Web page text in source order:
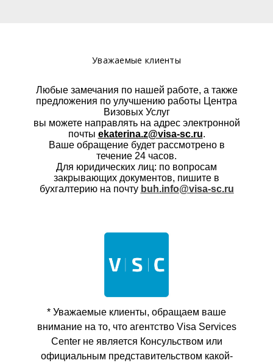
Уважаемые клиенты
Любые замечания по нашей работе, а также
предложения по улучшению работы Центра
Визовых Услуг
вы можете направлять на адрес электронной
почты ekaterina.z@visa-sc.ru.
Ваше обращение будет рассмотрено в
течение 24 часов.
Для юридических лиц: по вопросам
закрывающих документов, пишите в
бухгалтерию на почту buh.info@visa-sc.ru
* Уважаемые клиенты, обращаем ваше
внимание на то, что агентство Visa Services
Center не является Консульством или
официальным представительством какой-